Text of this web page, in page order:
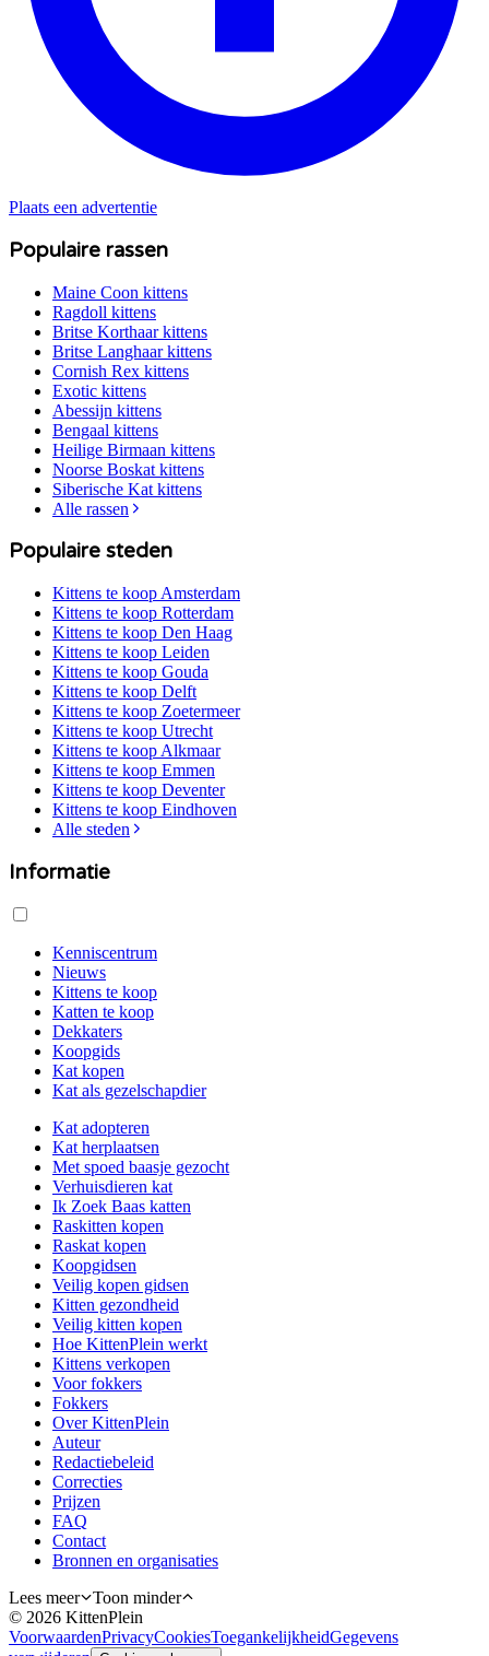
Plaats een advertentie
Populaire rassen
Maine Coon kittens
Ragdoll kittens
Britse Korthaarkittens
Britse Langhaarkittens
Cornish Rex kittens
Exotic kittens
Abessijn kittens
Bengaal kittens
Heilige Birmaan kittens
Noorse Boskat kittens
Siberische Kat kittens
Alle rassen
Populaire steden
Kittens te koop Amsterdam
Kittens te koop Rotterdam
Kittens te koop Den Haag
Kittens te koop Leiden
Kittens te koop Gouda
Kittens te koop Delft
Kittens te koop Zoetermeer
Kittens te koop Utrecht
Kittens te koop Alkmaar
Kittens te koop Emmen
Kittens te koop Deventer
Kittens te koop Eindhoven
Alle steden
Informatie
Kenniscentrum
Nieuws
Kittens te koop
Katten te koop
Dekkaters
Koopgids
Kat kopen
Kat als gezelschapdier
Kat adopteren
Kat herplaatsen
Met spoed baasje gezocht
Verhuisdieren kat
Ik Zoek Baas katten
Raskitten kopen
Raskat kopen
Koopgidsen
Veilig kopen gidsen
Kitten gezondheid
Veilig kitten kopen
Hoe KittenPlein werkt
Kittens verkopen
Voor fokkers
Fokkers
Over KittenPlein
Auteur
Redactiebeleid
Correcties
Prijzen
FAQ
Contact
Bronnen en organisaties
Lees meer
Toon minder
© 2026 KittenPlein
VoorwaardenPrivacyCookiesToegankelijkheidGegevens